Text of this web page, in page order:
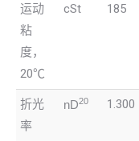
运动
粘
度，
20℃
cSt 185
折光
率
nD20 1.300